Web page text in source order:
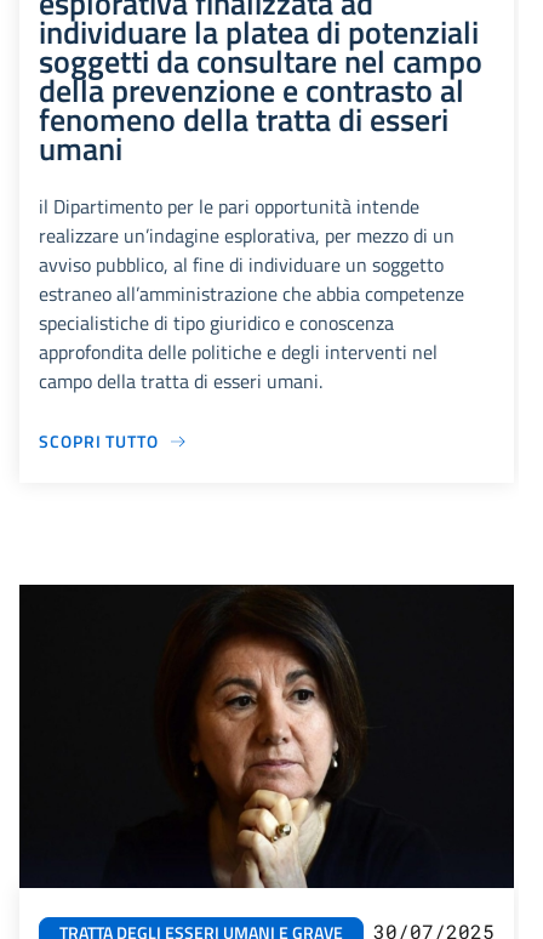
individuare la platea di potenziali
soggetti da consultare nel campo
della prevenzione e contrasto al
fenomeno della tratta di esseri
umani
il Dipartimento per le pari opportunità intende
realizzare un’indagine esplorativa, per mezzo di un
avviso pubblico, al fine di individuare un soggetto
estraneo all’amministrazione che abbia competenze
specialistiche di tipo giuridico e conoscenza
approfondita delle politiche e degli interventi nel
campo della tratta di esseri umani.
SCOPRI TUTTO
TRATTA DEGLI ESSERI UMANI E GRAVE
30/07/2025